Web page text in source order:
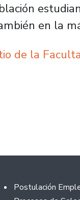
en la
de la
Footer
Postulación